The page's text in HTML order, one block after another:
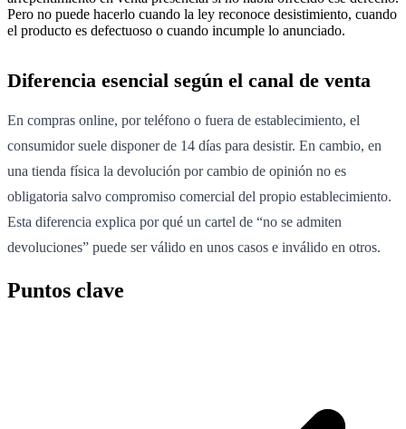
Pero no puede hacerlo cuando la ley reconoce desistimiento, cuando
el producto es defectuoso o cuando incumple lo anunciado.
Diferencia esencial según el canal de venta
En compras online, por teléfono o fuera de establecimiento, el
consumidor suele disponer de 14 días para desistir. En cambio, en
una tienda física la devolución por cambio de opinión no es
obligatoria salvo compromiso comercial del propio establecimiento.
Esta diferencia explica por qué un cartel de “no se admiten
devoluciones” puede ser válido en unos casos e inválido en otros.
Puntos clave